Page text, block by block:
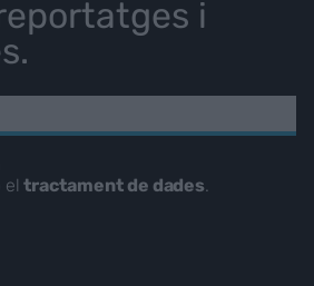
i
eltractament de dades.